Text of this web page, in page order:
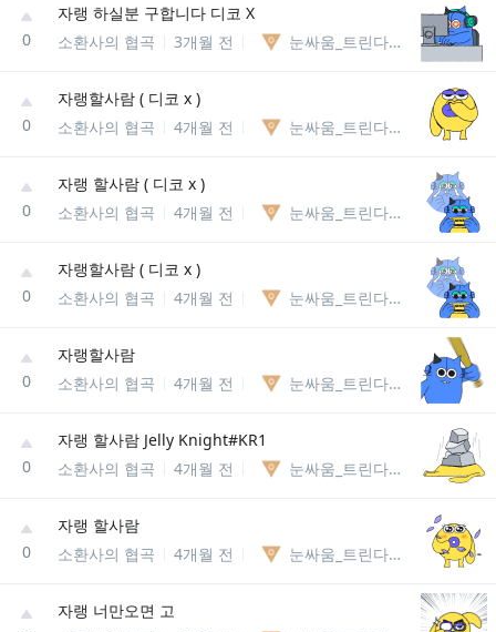
0
자랭 하실분 구합니다 디코 X
소환사의 협곡
3개월 전 눈싸움_트린다미어85238127740
0
자랭할사람 ( 디코 x )
소환사의 협곡
4개월 전 눈싸움_트린다미어85238127740
0
자랭 할사람 ( 디코 x )
소환사의 협곡
4개월 전 눈싸움_트린다미어85238127740
0
자랭할사람 ( 디코 x )
소환사의 협곡
4개월 전 눈싸움_트린다미어85238127740
0
자랭할사람
소환사의 협곡
4개월 전 눈싸움_트린다미어85238127740
0
자랭 할사람 Jelly Knight#KR1
소환사의 협곡
4개월 전 눈싸움_트린다미어85238127740
0
자랭 할사람
소환사의 협곡
4개월 전 눈싸움_트린다미어85238127740
자랭 너만오면 고